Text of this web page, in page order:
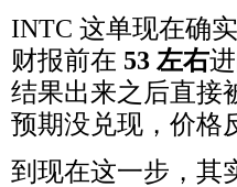
INTC 这单现在确
财报前在 53 左右
结果出来之后直接
预期没兑现，价格
到现在这一步，其